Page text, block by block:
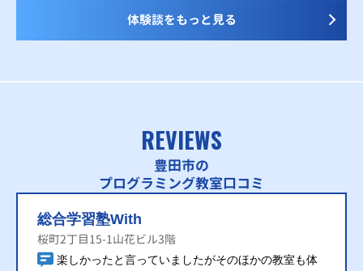
体験談をもっと見る
REVIEWS
豊田市の
プログラミング教室口コミ
総合学習塾With
桜町2丁目15-1山花ビル3階
楽しかったと言っていましたがそのほかの教室も体